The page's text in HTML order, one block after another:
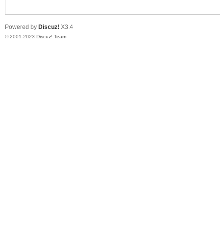
Powered by Discuz! X3.4
© 2001-2023 Discuz! Team